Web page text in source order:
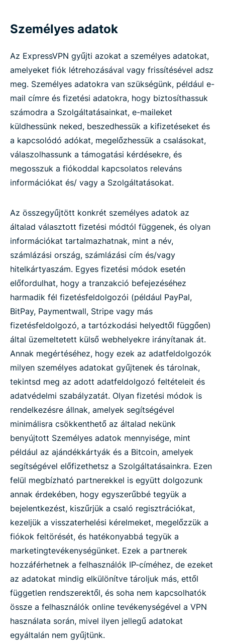
Személyes adatok
Az ExpressVPN gyűjti azokat a személyes adatokat,
amelyeket fiók létrehozásával vagy frissítésével adsz
meg. Személyes adatokra van szükségünk, például e-
mail címre és fizetési adatokra, hogy biztosíthassuk
számodra a Szolgáltatásainkat, e-maileket
küldhessünk neked, beszedhessük a kifizetéseket és
a kapcsolódó adókat, megelőzhessük a csalásokat,
válaszolhassunk a támogatási kérdésekre, és
megosszuk a fiókoddal kapcsolatos releváns
információkat és/ vagy a Szolgáltatásokat.
Az összegyűjtött konkrét személyes adatok az
általad választott fizetési módtól függenek, és olyan
információkat tartalmazhatnak, mint a név,
számlázási ország, számlázási cím és/vagy
hitelkártyaszám. Egyes fizetési módok esetén
előfordulhat, hogy a tranzakció befejezéséhez
harmadik fél fizetésfeldolgozói (például PayPal,
BitPay, Paymentwall, Stripe vagy más
fizetésfeldolgozó, a tartózkodási helyedtől függően)
által üzemeltetett külső webhelyekre irányítanak át.
Annak megértéséhez, hogy ezek az adatfeldolgozók
milyen személyes adatokat gyűjtenek és tárolnak,
tekintsd meg az adott adatfeldolgozó feltételeit és
adatvédelmi szabályzatát. Olyan fizetési módok is
rendelkezésre állnak, amelyek segítségével
minimálisra csökkenthető az általad nekünk
benyújtott Személyes adatok mennyisége, mint
például az ajándékkártyák és a Bitcoin, amelyek
segítségével előfizethetsz a Szolgáltatásainkra. Ezen
felül megbízható partnerekkel is együtt dolgozunk
annak érdekében, hogy egyszerűbbé tegyük a
bejelentkezést, kiszűrjük a csaló regisztrációkat,
kezeljük a visszaterhelési kérelmeket, megelőzzük a
fiókok feltörését, és hatékonyabbá tegyük a
marketingtevékenységünket. Ezek a partnerek
hozzáférhetnek a felhasználók IP-címéhez, de ezeket
az adatokat mindig elkülönítve tároljuk más, ettől
független rendszerektől, és soha nem kapcsolhatók
össze a felhasználók online tevékenységével a VPN
használata során, mivel ilyen jellegű adatokat
egyáltalán nem gyűjtünk.